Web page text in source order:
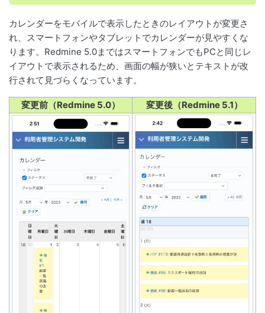
カレンダーをモバイルで表示したときのレイアウトが変更さ
れ、スマートフォンやタブレットでカレンダーが見やすくな
ります。Redmine 5.0まではスマートフォンでもPCと同じレ
イアウトで表示されるため、画面の幅が狭いとテキストが改
行されて見づらくなっています。
変更前（Redmine 5.0） 変更後（Redmine 5.1）